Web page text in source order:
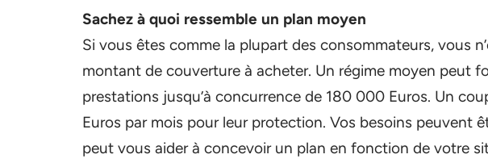
Sachez à quoi ressemble un plan moyen
Si vous êtes comme la plupart des consommateurs, vous
montant de couverture à acheter. Un régime moyen peut
prestations jusqu’à concurrence de 180 000 Euros. Un
Euros par mois pour leur protection. Vos besoins peuvent
peut vous aider à concevoir un plan en fonction de votre